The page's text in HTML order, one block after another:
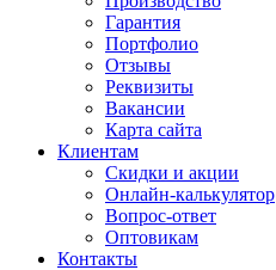
Гарантия
Портфолио
Отзывы
Реквизиты
Вакансии
Карта сайта
Клиентам
Скидки и акции
Онлайн-калькулятор
Вопрос-ответ
Оптовикам
Контакты